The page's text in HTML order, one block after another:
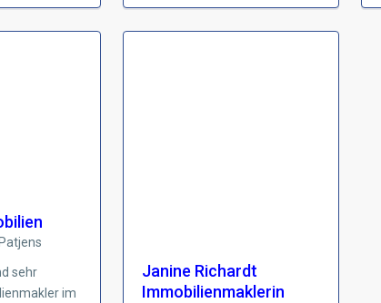
sehr
im
Janine Richardt
Immobilienmaklerin